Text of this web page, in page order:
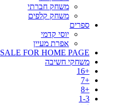
משחק חברתי
משחק קלפים
ספרים
יוסי קדמי
אפרת מעיין
SALE FOR HOME PAGE
משחקי חשיבה
+16
+7
+8
1-3